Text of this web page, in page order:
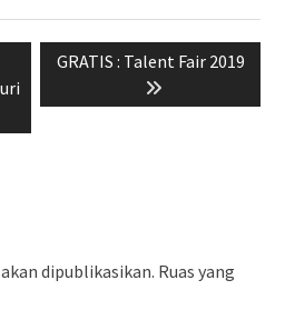
Next
GRATIS : Talent Fair 2019
dipublikasikan. Ruas yang